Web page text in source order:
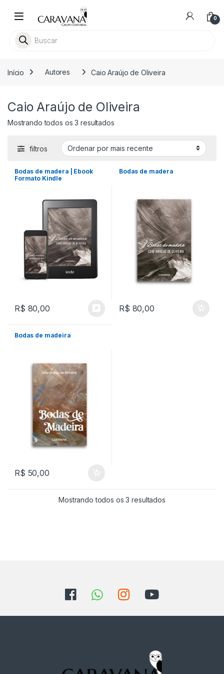
0
Pesquisar livros
Início Autores Caio Araújo de Oliveira
Caio Araújo de Oliveira
Mostrando todos os 3 resultadosClassificado por mais recente
filtros
Bodas de madera | Ebook
Formato Kindle
R$ 80,00
Bodas de madera
R$ 80,00
Bodas de madeira
R$ 50,00
Mostrando todos os 3 resultadosClassificado por